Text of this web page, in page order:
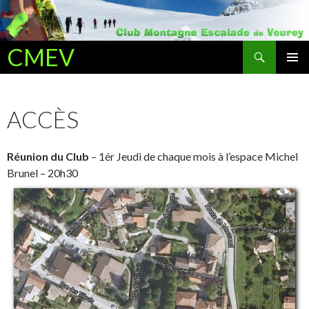
CMEV
Recherche
ALLER AU CONTENU PRINCIPAL
ACCÈS
Réunion du Club – 1ér Jeudi de chaque mois à l’espace Michel
Brunel – 20h30